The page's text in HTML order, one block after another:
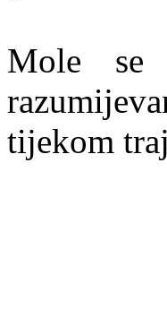
Mole se
tijekom